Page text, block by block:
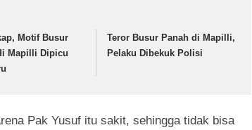
Motif Busur
Mapilli Dipicu
Teror Busur Panah di Mapilli,
Pelaku Dibekuk Polisi
Pak Yusuf itu sakit, sehingga tidak bisa